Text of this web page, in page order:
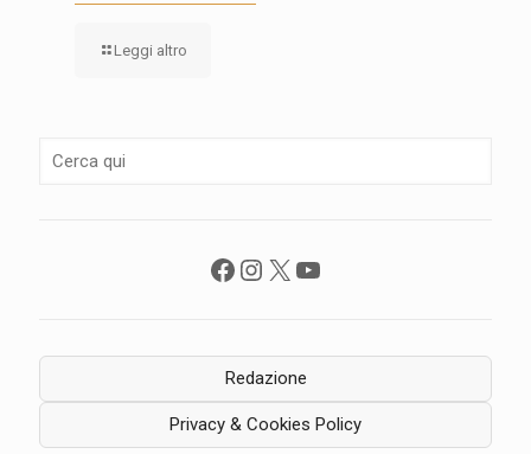
Leggi altro
Facebook
Instagram
X YouTube
Redazione
Privacy & Cookies Policy